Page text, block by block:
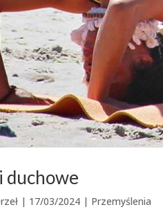
duchowe
| 17/03/2024 | Przemyślenia